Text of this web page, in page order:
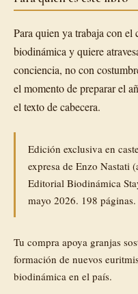
Para quien ya trabaja con
biodinámica y quiere
conciencia, no con
el momento de preparar el
el texto de cabecera.
Edición exclusiva en
expresa de Enzo Nastati
Editorial Biodinámica
mayo 2026. 198 páginas.
Tu compra apoya granjas
formación de nuevos
biodinámica en el país.